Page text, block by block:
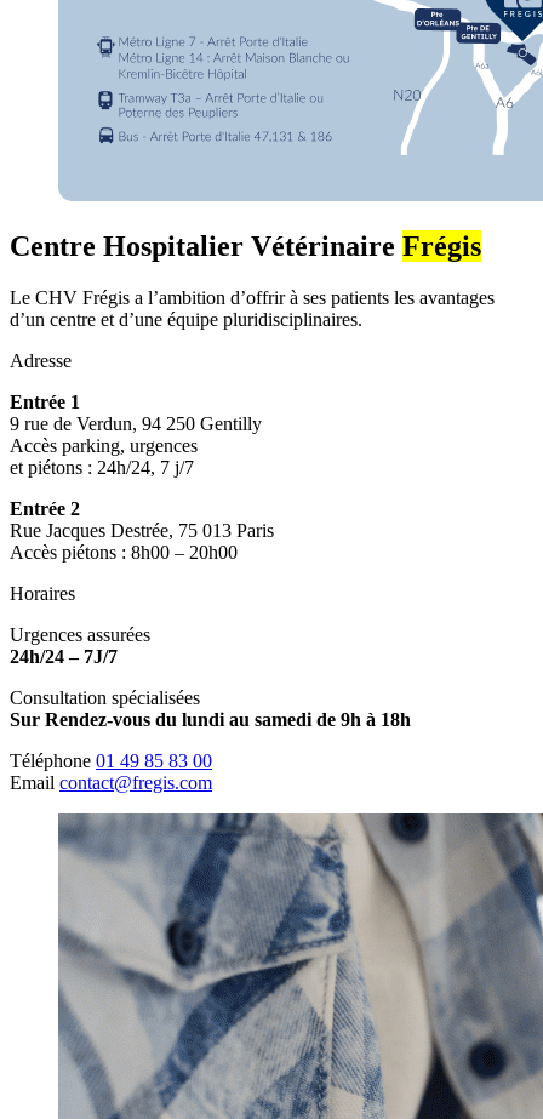
Centre Hospitalier Vétérinaire Frégis
Le CHV Frégis a l’ambition d’offrir à ses patients les avantages
d’un centre et d’une équipe pluridisciplinaires.
Adresse
Entrée 1
9 rue de Verdun, 94 250 Gentilly
Accès parking, urgences
et piétons : 24h/24, 7 j/7
Entrée 2
Rue Jacques Destrée, 75 013 Paris
Accès piétons : 8h00 – 20h00
Horaires
Urgences assurées
24h/24 – 7J/7
Consultation spécialisées
Sur Rendez-vous du lundi au samedi de 9h à 18h
Téléphone 01 49 85 83 00
Email contact@fregis.com